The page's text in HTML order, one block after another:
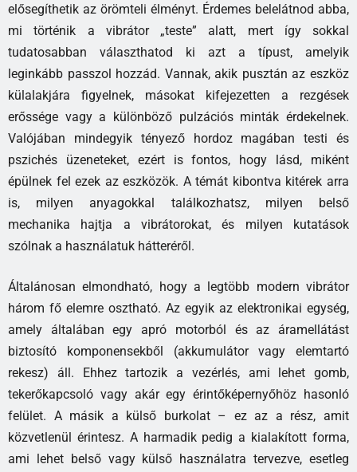
elősegíthetik az örömteli élményt. Érdemes belelátnod abba,
mi történik a vibrátor „teste” alatt, mert így sokkal
tudatosabban választhatod ki azt a típust, amelyik
leginkább passzol hozzád. Vannak, akik pusztán az eszköz
külalakjára figyelnek, másokat kifejezetten a rezgések
erőssége vagy a különböző pulzációs minták érdekelnek.
Valójában mindegyik tényező hordoz magában testi és
pszichés üzeneteket, ezért is fontos, hogy lásd, miként
épülnek fel ezek az eszközök. A témát kibontva kitérek arra
is, milyen anyagokkal találkozhatsz, milyen belső
mechanika hajtja a vibrátorokat, és milyen kutatások
szólnak a használatuk hátteréről.
Általánosan elmondható, hogy a legtöbb modern vibrátor
három fő elemre osztható. Az egyik az elektronikai egység,
amely általában egy apró motorból és az áramellátást
biztosító komponensekből (akkumulátor vagy elemtartó
rekesz) áll. Ehhez tartozik a vezérlés, ami lehet gomb,
tekerőkapcsoló vagy akár egy érintőképernyőhöz hasonló
felület. A másik a külső burkolat – ez az a rész, amit
közvetlenül érintesz. A harmadik pedig a kialakított forma,
ami lehet belső vagy külső használatra tervezve, esetleg